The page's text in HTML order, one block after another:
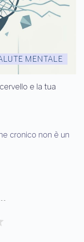
MENTALE
e la tua
cronico non è un